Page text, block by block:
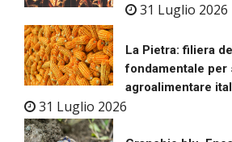
31 Luglio 2026
La Pietra: filiera
fondamentale per
agroalimentare
31 Luglio 2026